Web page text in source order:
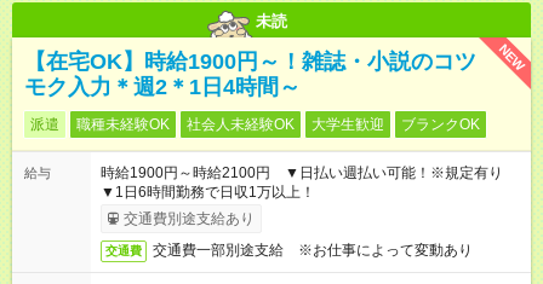
未読
NEW
【在宅OK】時給1900円～！雑誌・小説のコツ
モク入力＊週2＊1日4時間～
派遣 職種未経験OK 社会人未経験OK 大学生歓迎 ブランクOK
給与
時給1900円～時給2100円 ▼日払い週払い可能！※規定有り
▼1日6時間勤務で日収1万以上！
交通費別途支給あり
交通費 交通費一部別途支給 ※お仕事によって変動あり